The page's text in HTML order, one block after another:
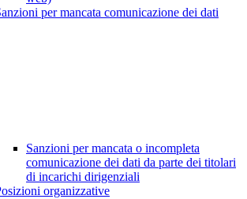
per mancata comunicazione dei dati
Sanzioni per mancata o incompleta
comunicazione dei dati da parte dei titolari
di incarichi dirigenziali
organizzative